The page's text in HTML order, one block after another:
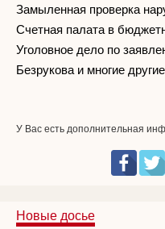
Замыленная проверка
Счетная палата в
Уголовное дело по
Безрукова и многие
У Вас есть дополнительная
Новые досье